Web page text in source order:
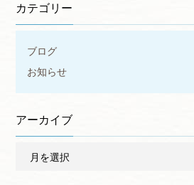
カテゴリー
ブログ
お知らせ
アーカイブ